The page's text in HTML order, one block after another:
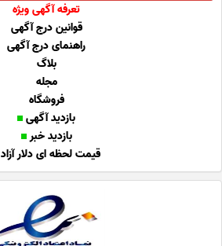
تعرفه آگهی ویژه
قوانین درج آگهی
راهنمای درج آگهی
بلاگ
مجله
فروشگاه
بازدید آگهی
بازدید خبر
قیمت لحظه ای دلار آزاد